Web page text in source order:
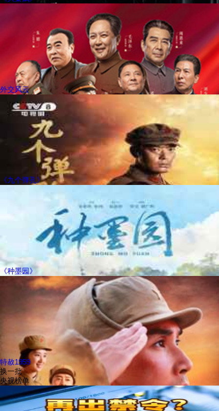
外交风云
《九个弹孔》
《种墨园》
特赦1959
换一批
央视榜单